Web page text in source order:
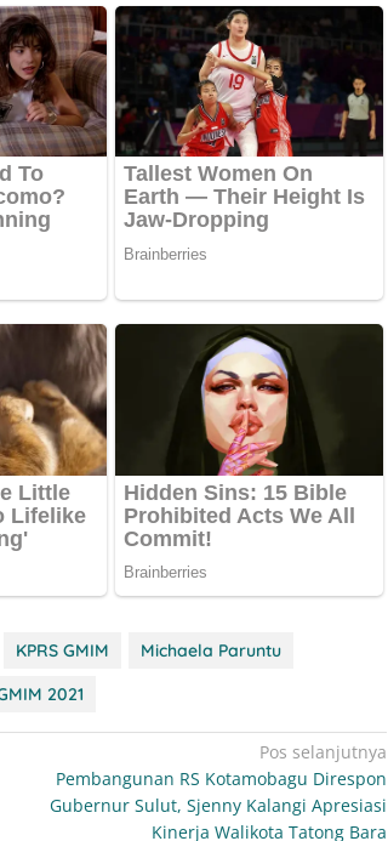
KPRS GMIM
Michaela Paruntu
2021
Pos selanjutnya
Pembangunan RS Kotamobagu Direspon
Gubernur Sulut, Sjenny Kalangi Apresiasi
Kinerja Walikota Tatong Bara